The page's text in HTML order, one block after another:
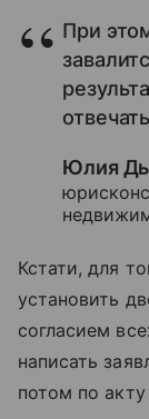
При
Юлия
Кстати, для
установить
согласием
написать
потом по